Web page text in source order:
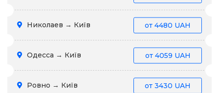
Николаев → Київ от 4480 UAH
Одесса → Київ от 4059 UAH
Ровно → Київ от 3430 UAH